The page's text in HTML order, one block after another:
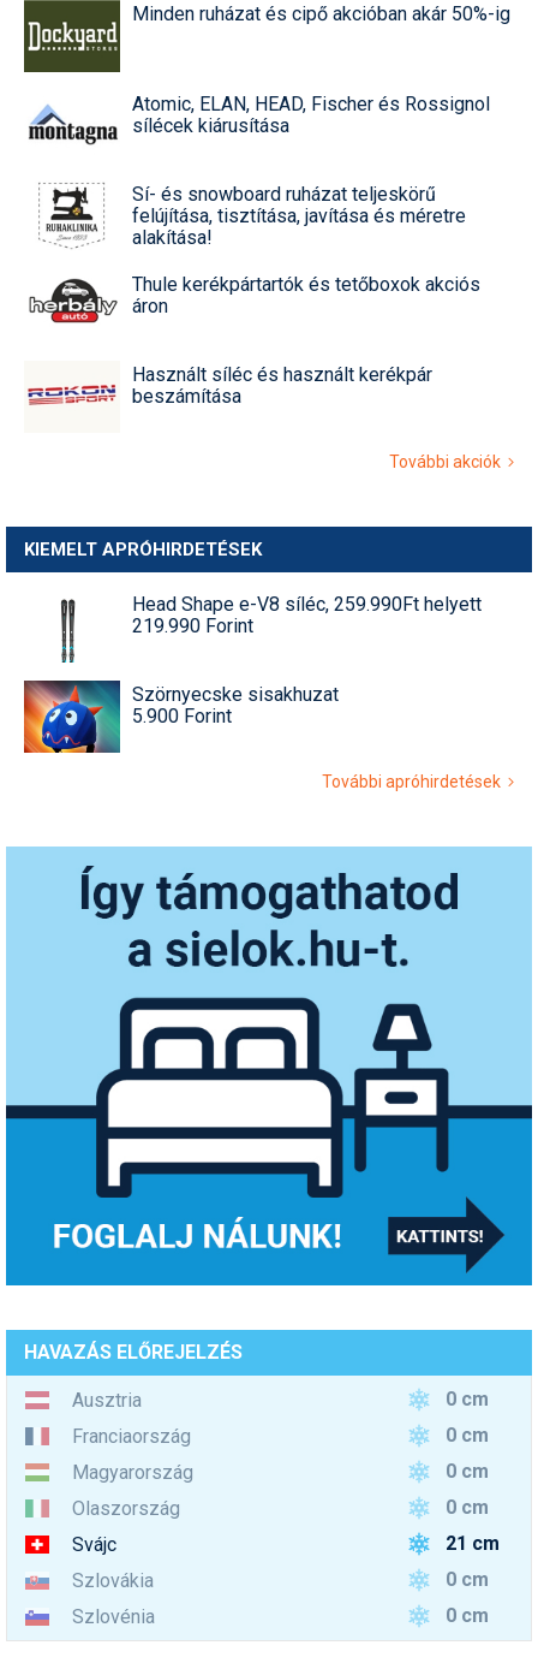
Minden ruházat és cipő akcióban akár 50%-ig
Atomic, ELAN, HEAD, Fischer és Rossignol
sílécek kiárusítása
Sí- és snowboard ruházat teljeskörű
felújítása, tisztítása, javítása és méretre
alakítása!
Thule kerékpártartók és tetőboxok akciós
áron
Használt síléc és használt kerékpár
beszámítása
További akciók
KIEMELT APRÓHIRDETÉSEK
Head Shape e-V8 síléc, 259.990Ft helyett
219.990 Forint
Szörnyecske sisakhuzat
5.900 Forint
További apróhirdetések
HAVAZÁS ELŐREJELZÉS
Ausztria
0 cm
Franciaország
0 cm
Magyarország
0 cm
Olaszország
0 cm
Svájc
21 cm
Szlovákia
0 cm
Szlovénia
0 cm